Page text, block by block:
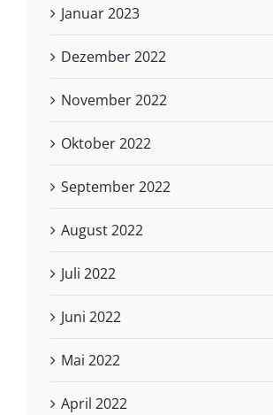
Januar 2023
Dezember 2022
November 2022
Oktober 2022
September 2022
August 2022
Juli 2022
Juni 2022
Mai 2022
April 2022